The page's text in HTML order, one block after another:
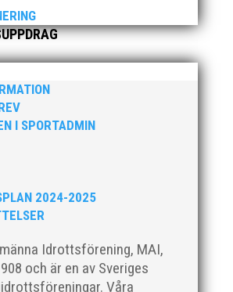
I SPORTADMIN
2024-2025
Idrottsförening, MAI,
och är en av Sveriges
Våra
erbjuder fartfyllda veckor där
på flera av friidrottens grenar
med våra duktiga ledare.
och Info, klicka här!